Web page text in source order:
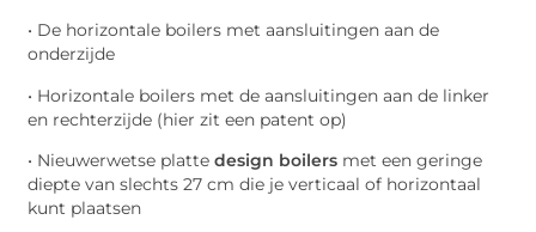
• De horizontale boilers met aansluitingen aan de
onderzijde
• Horizontale boilers met de aansluitingen aan de linker
en rechterzijde (hier zit een patent op)
• Nieuwerwetse plattedesign boilers met een geringe
diepte van slechts 27 cm die je verticaal of horizontaal
kunt plaatsen